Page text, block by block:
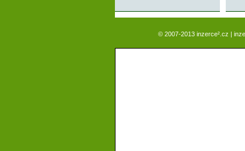
© 2007-2013 inzerce².cz |